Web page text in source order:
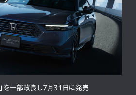
を一部改良し7月31日に発売